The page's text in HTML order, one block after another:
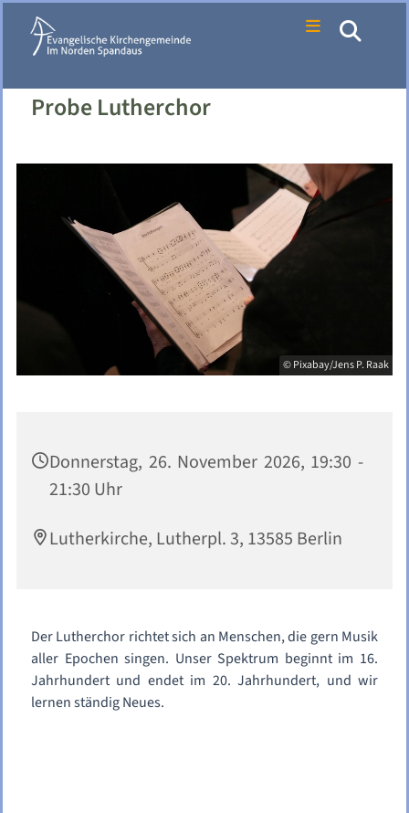
Probe Lutherchor
© Pixabay/Jens P. Raak
Donnerstag, 26. November 2026, 19:30 -
21:30 Uhr
Lutherkirche, Lutherpl. 3, 13585 Berlin
Der Lutherchor richtet sich an Menschen, die gern Musik
aller Epochen singen. Unser Spektrum beginnt im 16.
Jahrhundert und endet im 20. Jahrhundert, und wir
lernen ständig Neues.